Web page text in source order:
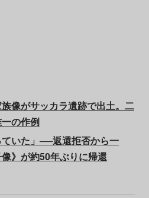
像がサッカラ遺跡で出土。二
の作例
ていた」──返還拒否から一
》が約50年ぶりに帰還